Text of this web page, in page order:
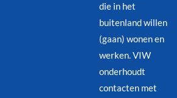
die in het
buitenland willen
(gaan) wonen en
werken. VIW
onderhoudt
contacten met